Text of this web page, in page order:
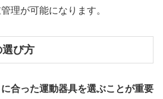
理が可能になります。
び方
合った運動器具を選ぶことが重要